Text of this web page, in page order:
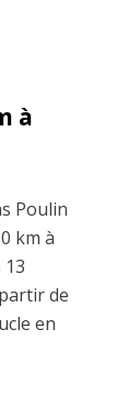
à
Poulin
km à
13
de
en